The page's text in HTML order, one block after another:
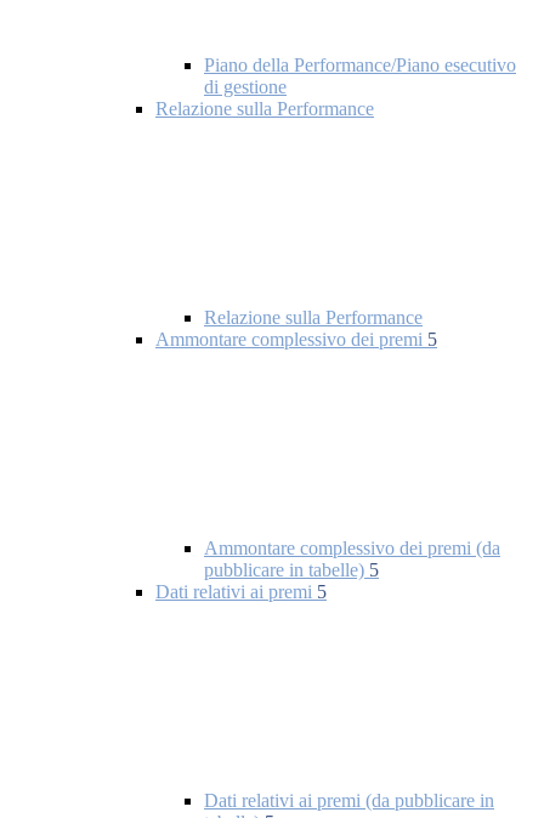
Piano della Performance/Piano esecutivo
di gestione
Relazione sulla Performance
Relazione sulla Performance
Ammontare complessivo dei premi 5
Ammontare complessivo dei premi (da
pubblicare in tabelle) 5
Dati relativi ai premi 5
Dati relativi ai premi (da pubblicare in